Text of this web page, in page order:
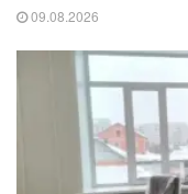
09.08.2026